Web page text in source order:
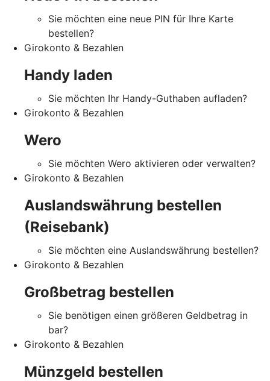
Sie möchten eine neue PIN für Ihre Karte
bestellen?
Girokonto & Bezahlen
Handy laden
Sie möchten Ihr Handy-Guthaben aufladen?
Girokonto & Bezahlen
Wero
Sie möchten Wero aktivieren oder verwalten?
Girokonto & Bezahlen
Auslandswährung bestellen
(Reisebank)
Sie möchten eine Auslandswährung bestellen?
Girokonto & Bezahlen
Großbetrag bestellen
Sie benötigen einen größeren Geldbetrag in
bar?
Girokonto & Bezahlen
Münzgeld bestellen